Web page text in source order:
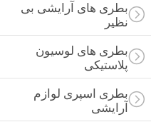
بطری های آرایشی بی
نظیر
بطری های لوسیون
پلاستیکی
بطری اسپری لوازم
آرایشی